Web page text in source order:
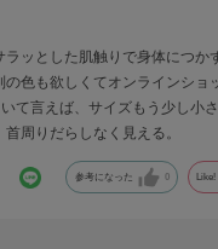
ラッとした肌触りで身体につか
の色も欲しくてオンラインショ
て言えば、サイズもう少し小
周りだらしなく見える。
参考になった 0 Like!